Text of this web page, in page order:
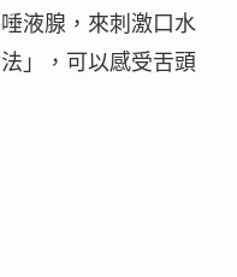
液腺，來刺激口水
」，可以感受舌頭